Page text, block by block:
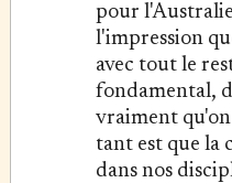
pour
l'impression
avec tout le
fondamental,
vraiment
tant est que la
dans nos